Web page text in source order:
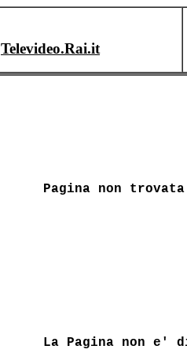
Televideo.Rai.it
Pagina non trovata
La Pagina non e'